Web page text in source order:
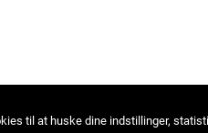
til at huske dine indstillinger,